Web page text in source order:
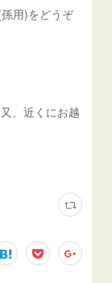
用)をどうぞ
、近くにお越